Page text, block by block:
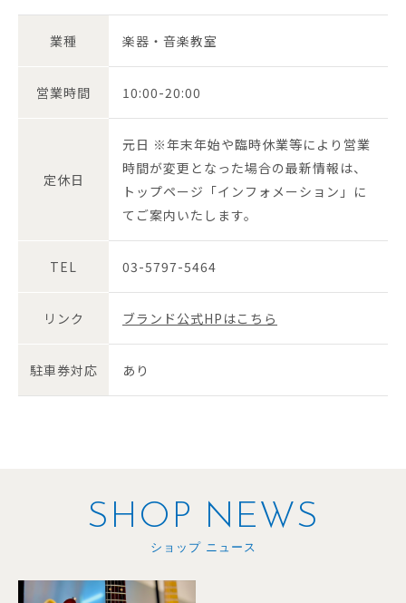
業種 楽器・音楽教室
営業時間 10:00-20:00
定休日
元日 ※年末年始や臨時休業等により営業
時間が変更となった場合の最新情報は、
トップページ「インフォメーション」に
てご案内いたします。
TEL 03-5797-5464
リンク ブランド公式HPはこちら
駐車券対応 あり
SHOP NEWS
ショップ ニュース